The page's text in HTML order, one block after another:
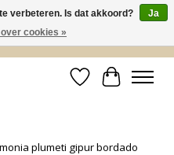
maken ruimte! Shop nu de zomer
Verlanglijst
plumeti gipur bordado
verbeteren. Is dat akkoord?
Ja
over cookies »